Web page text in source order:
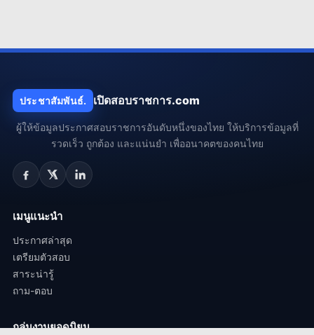
ประชาสัมพันธ์. เปิดสอบราชการ.com
ผู้ให้ข้อมูลประกาศสอบราชการอันดับหนึ่งของไทย ให้บริการข้อมูลที่
รวดเร็ว ถูกต้อง และแน่นยำ เพื่ออนาคตของคนไทย
เมนูแนะนำ
ประกาศล่าสุด
เตรียมตัวสอบ
สาระน่ารู้
ถาม-ตอบ
กลุ่มงานยอดนิยม